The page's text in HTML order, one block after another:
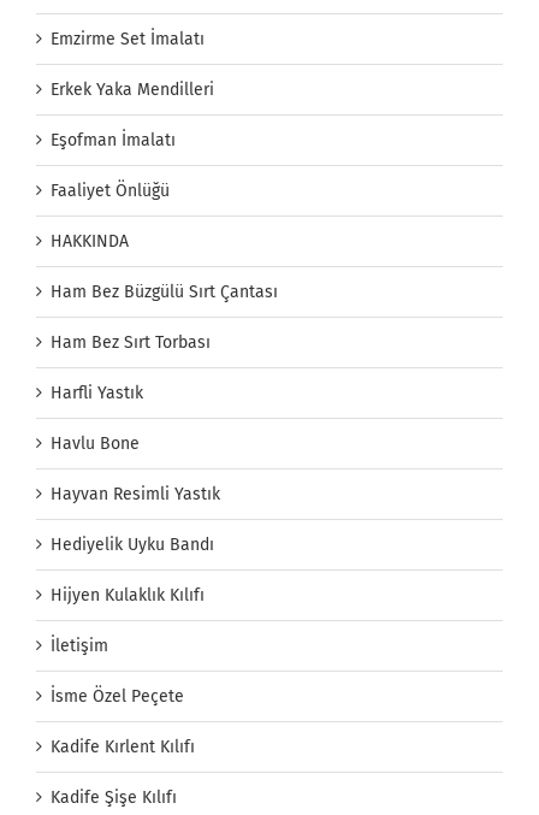
Emzirme Set İmalatı
Erkek Yaka Mendilleri
Eşofman İmalatı
Faaliyet Önlüğü
HAKKINDA
Ham Bez Büzgülü Sırt Çantası
Ham Bez Sırt Torbası
Harfli Yastık
Havlu Bone
Hayvan Resimli Yastık
Hediyelik Uyku Bandı
Hijyen Kulaklık Kılıfı
İletişim
İsme Özel Peçete
Kadife Kırlent Kılıfı
Kadife Şişe Kılıfı